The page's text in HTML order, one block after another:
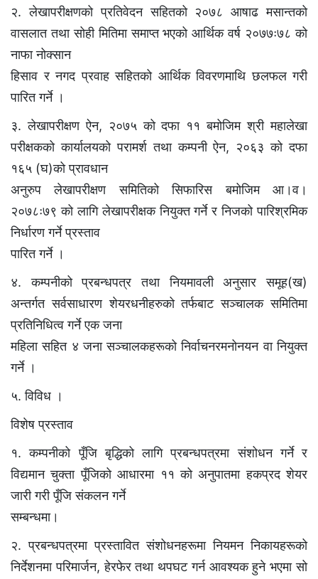
२. लेखापरीक्षणको प्रतिवेदन सहितको २०७८ आषाढ मसान्तको
वासलात तथा सोही मितिमा समाप्त भएको आर्थिक वर्ष २०७७ः७८ को
नाफा नोक्सान
हिसाव र नगद प्रवाह सहितको आर्थिक विवरणमाथि छलफल गरी
पारित गर्ने ।
३. लेखापरीक्षण ऐन, २०७५ को दफा ११ बमोजिम श्री महालेखा
परीक्षकको कार्यालयको परामर्श तथा कम्पनी ऐन, २०६३ को दफा
१६५ (घ)को प्रावधान
अनुरुप लेखापरीक्षण समितिको सिफारिस बमोजिम आ।व।
२०७८ः७९ को लागि लेखापरीक्षक नियुक्त गर्ने र निजको पारिश्रमिक
निर्धारण गर्ने प्रस्ताव
पारित गर्ने ।
४. कम्पनीको प्रबन्धपत्र तथा नियमावली अनुसार समूह(ख)
अन्तर्गत सर्वसाधारण शेयरधनीहरुको तर्फबाट सञ्चालक समितिमा
प्रतिनिधित्व गर्ने एक जना
महिला सहित ४ जना सञ्चालकहरूको निर्वाचनरमनोनयन वा नियुक्त
गर्ने ।
५. विविध ।
विशेष प्रस्ताव
१. कम्पनीको पूँजि बृद्धिको लागि प्रबन्धपत्रमा संशोधन गर्ने र
विद्यमान चुक्ता पूँजिको आधारमा ११ को अनुपातमा हकप्रद शेयर
जारी गरी पूँजि संकलन गर्ने
सम्बन्धमा।
२. प्रबन्धपत्रमा प्रस्तावित संशोधनहरूमा नियमन निकायहरूको
निर्देशनमा परिमार्जन, हेरफेर तथा थपघट गर्न आवश्यक हुने भएमा सो